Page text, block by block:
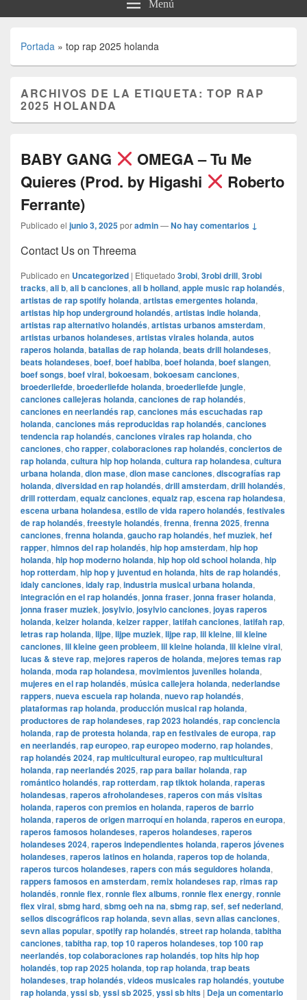
Menú
Portada » top rap 2025 holanda
ARCHIVOS DE LA ETIQUETA:TOP RAP
2025 HOLANDA
BABY GANG
OMEGA – Tu Me
Quieres (Prod. by Higashi
Roberto
Ferrante)
Publicado el junio 3, 2025poradmin—No hay comentarios ↓
Contact Us on Threema
Publicado en Uncategorized | Etiquetado 3robi, 3robi drill, 3robi
tracks, ali b, ali b canciones, ali b holland, apple music rap holandés,
artistas de rap spotify holanda, artistas emergentes holanda,
artistas hip hop underground holandés, artistas indie holanda,
artistas rap alternativo holandés, artistas urbanos amsterdam,
artistas urbanos holandeses, artistas virales holanda, autos
raperos holanda, batallas de rap holanda, beats drill holandeses,
beats holandeses, boef, boef habiba, boef holanda, boef slangen,
boef songs, boef viral, bokoesam, bokoesam canciones,
broederliefde, broederliefde holanda, broederliefde jungle,
canciones callejeras holanda, canciones de rap holandés,
canciones en neerlandés rap, canciones más escuchadas rap
holanda, canciones más reproducidas rap holandés, canciones
tendencia rap holandés, canciones virales rap holanda, cho
canciones, cho rapper, colaboraciones rap holandés, conciertos de
rap holanda, cultura hip hop holanda, cultura rap holandesa, cultura
urbana holanda, dion mase, dion mase canciones, discografías rap
holanda, diversidad en rap holandés, drill amsterdam, drill holandés,
drill rotterdam, equalz canciones, equalz rap, escena rap holandesa,
escena urbana holandesa, estilo de vida rapero holandés, festivales
de rap holandés, freestyle holandés, frenna, frenna 2025, frenna
canciones, frenna holanda, gaucho rap holandés, hef muziek, hef
rapper, himnos del rap holandés, hip hop amsterdam, hip hop
holanda, hip hop moderno holanda, hip hop old school holanda, hip
hop rotterdam, hip hop y juventud en holanda, hits de rap holandés,
idaly canciones, idaly rap, industria musical urbana holanda,
integración en el rap holandés, jonna fraser, jonna fraser holanda,
jonna fraser muziek, josylvio, josylvio canciones, joyas raperos
holanda, keizer holanda, keizer rapper, latifah canciones, latifah rap,
letras rap holanda, lijpe, lijpe muziek, lijpe rap, lil kleine, lil kleine
canciones, lil kleine geen probleem, lil kleine holanda, lil kleine viral,
lucas & steve rap, mejores raperos de holanda, mejores temas rap
holanda, moda rap holandesa, movimientos juveniles holanda,
mujeres en el rap holandés, música callejera holanda, nederlandse
rappers, nueva escuela rap holanda, nuevo rap holandés,
plataformas rap holanda, producción musical rap holanda,
productores de rap holandeses, rap 2023 holandés, rap conciencia
holanda, rap de protesta holanda, rap en festivales de europa, rap
en neerlandés, rap europeo, rap europeo moderno, rap holandes,
rap holandés 2024, rap multicultural europeo, rap multicultural
holanda, rap neerlandés 2025, rap para bailar holanda, rap
romántico holandés, rap rotterdam, rap tiktok holanda, raperas
holandesas, raperos afroholandeses, raperos con más visitas
holanda, raperos con premios en holanda, raperos de barrio
holanda, raperos de origen marroquí en holanda, raperos en europa,
raperos famosos holandeses, raperos holandeses, raperos
holandeses 2024, raperos independientes holanda, raperos jóvenes
holandeses, raperos latinos en holanda, raperos top de holanda,
raperos turcos holandeses, rapers con más seguidores holanda,
rappers famosos en amsterdam, remix holandeses rap, rimas rap
holandés, ronnie flex, ronnie flex albums, ronnie flex energy, ronnie
flex viral, sbmg hard, sbmg oeh na na, sbmg rap, sef, sef nederland,
sellos discográficos rap holanda, sevn alias, sevn alias canciones,
sevn alias popular, spotify rap holandés, street rap holanda, tabitha
canciones, tabitha rap, top 10 raperos holandeses, top 100 rap
neerlandés, top colaboraciones rap holandés, top hits hip hop
holandés, top rap 2025 holanda, top rap holanda, trap beats
holandeses, trap holandés, videos musicales rap holandés, youtube
rap holanda, yssi sb, yssi sb 2025, yssi sb hits | Deja un comentario